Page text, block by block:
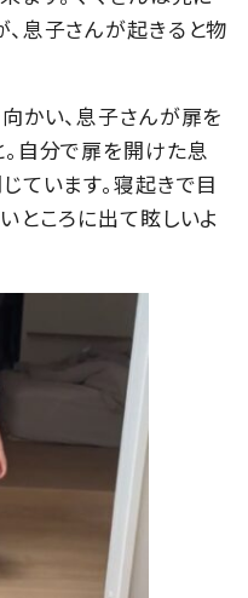
息子さんが起きると物
かい、息子さんが扉を
自分で扉を開けた息
ています。寝起きで目
ところに出て眩しいよ